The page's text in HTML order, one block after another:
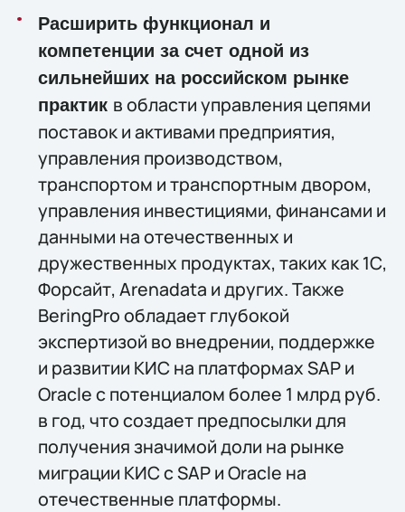
Расширить функционал и
компетенции за счет одной из
сильнейших на российском рынке
практик в области управления цепями
поставок и активами предприятия,
управления производством,
транспортом и транспортным двором,
управления инвестициями, финансами и
данными на отечественных и
дружественных продуктах, таких как 1С,
Форсайт, Arenadata и других. Также
BeringPro обладает глубокой
экспертизой во внедрении, поддержке
и развитии КИС на платформах SAP и
Oracle с потенциалом более 1 млрд руб.
в год, что создает предпосылки для
получения значимой доли на рынке
миграции КИС с SAP и Oracle на
отечественные платформы.